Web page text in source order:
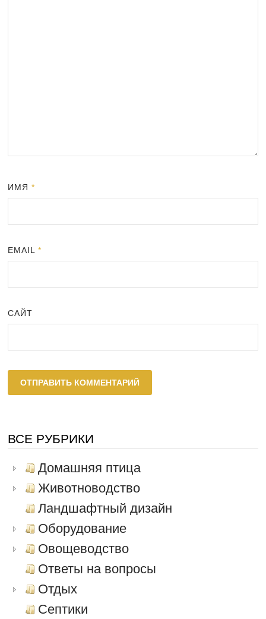
ИМЯ*
EMAIL*
САЙТ
ВСЕ РУБРИКИ
Домашняя птица
Животноводство
Ландшафтный дизайн
Оборудование
Овощеводство
Ответы на вопросы
Отдых
Септики